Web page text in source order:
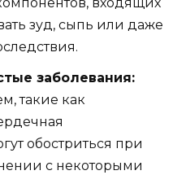
зуд, сыпь или даже
заболевания:
такие как
обостриться при
с некоторыми